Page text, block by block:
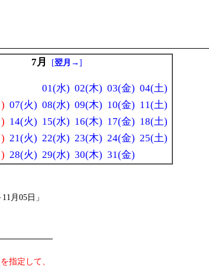
7月 [翌月→]
01(水) 02(木) 03(金) 04(土)
07(火) 08(水) 09(木) 10(金) 11(土)
14(火) 15(水) 16(木) 17(金) 18(土)
21(火) 22(水) 23(木) 24(金) 25(土)
28(火) 29(水) 30(木) 31(金)
月05日」
指定して、